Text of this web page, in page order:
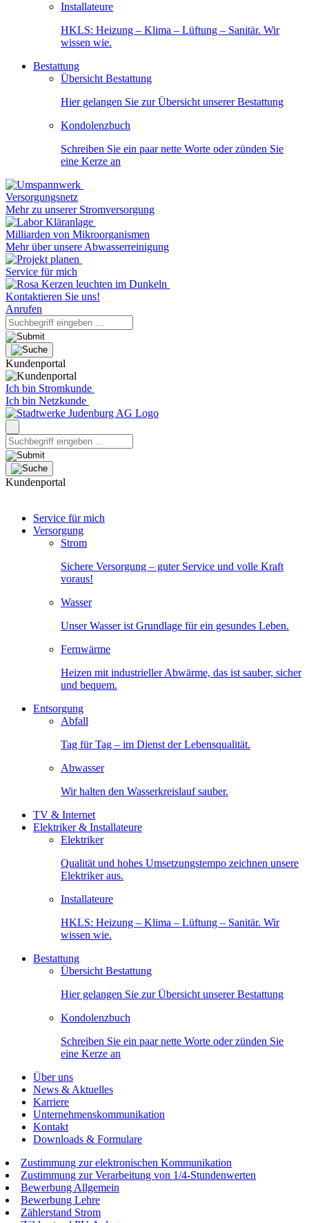
Installateure
HKLS: Heizung – Klima – Lüftung – Sanitär. Wir
wissen wie.
Bestattung
Übersicht Bestattung
Hier gelangen Sie zur Übersicht unserer Bestattung
Kondolenzbuch
Schreiben Sie ein paar nette Worte oder zünden Sie
eine Kerze an
Versorgungsnetz
Mehr zu unserer Stromversorgung
Milliarden von Mikroorganismen
Mehr über unsere Abwasserreinigung
Service für mich
Kontaktieren Sie uns!
Anrufen
Kundenportal
Ich bin Stromkunde
Ich bin Netzkunde
Kundenportal
Service für mich
Versorgung
Strom
Sichere Versorgung – guter Service und volle Kraft
voraus!
Wasser
Unser Wasser ist Grundlage für ein gesundes Leben.
Fernwärme
Heizen mit industrieller Abwärme, das ist sauber, sicher
und bequem.
Entsorgung
Abfall
Tag für Tag – im Dienst der Lebensqualität.
Abwasser
Wir halten den Wasserkreislauf sauber.
TV & Internet
Elektriker & Installateure
Elektriker
Qualität und hohes Umsetzungstempo zeichnen unsere
Elektriker aus.
Installateure
HKLS: Heizung – Klima – Lüftung – Sanitär. Wir
wissen wie.
Bestattung
Übersicht Bestattung
Hier gelangen Sie zur Übersicht unserer Bestattung
Kondolenzbuch
Schreiben Sie ein paar nette Worte oder zünden Sie
eine Kerze an
Über uns
News & Aktuelles
Karriere
Unternehmenskommunikation
Kontakt
Downloads & Formulare
Zustimmung zur elektronischen Kommunikation
Zustimmung zur Verarbeitung von 1/4-Stundenwerten
Bewerbung Allgemein
Bewerbung Lehre
Zählerstand Strom